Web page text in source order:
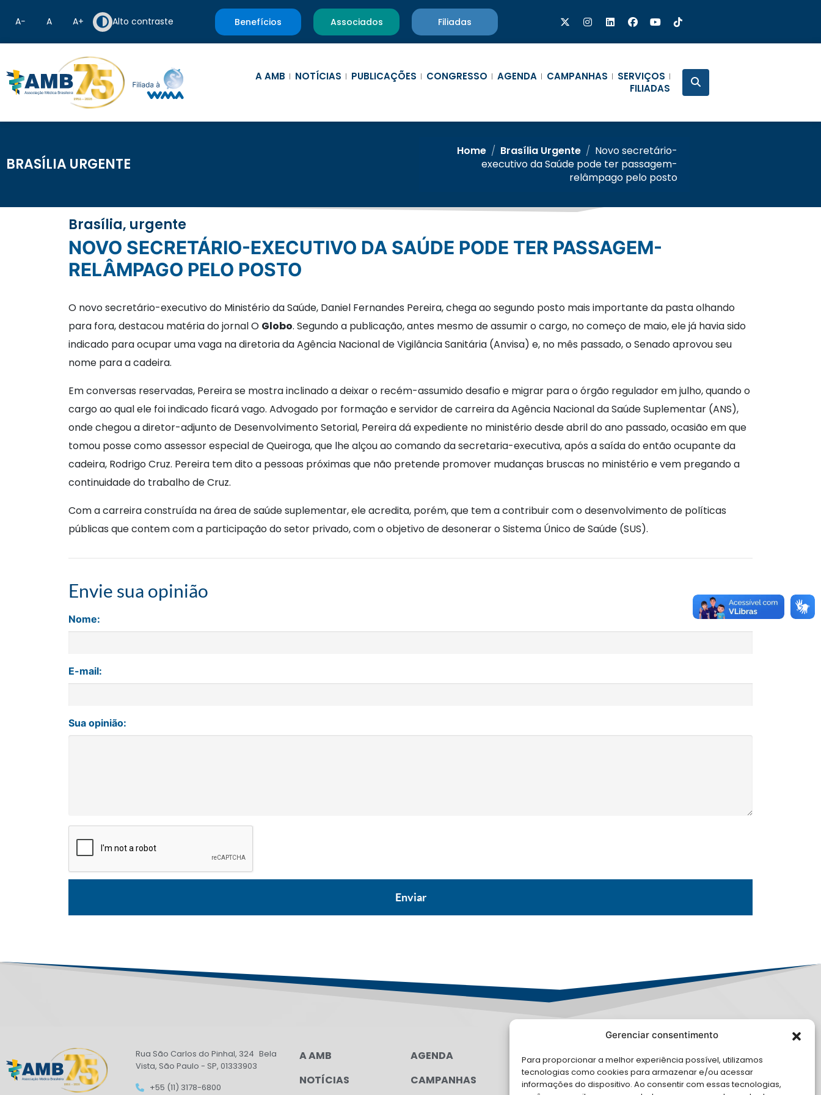
Gerenciar consentimento
Para proporcionar a melhor experiência possível, utilizamos
tecnologias como cookies para armazenar e/ou acessar
informações do dispositivo. Ao consentir com essas tecnologias,
A− A A+ Alto contraste Benefícios Associados Filiadas
A AMB NOTÍCIAS PUBLICAÇÕES CONGRESSO AGENDA CAMPANHAS
SERVIÇOS
FILIADAS
BRASÍLIA URGENTE
Home / Brasília Urgente / Novo secretário-
executivo da Saúde pode ter passagem-
relâmpago pelo posto
Brasília, urgente
NOVO SECRETÁRIO-EXECUTIVO DA SAÚDE PODE TER PASSAGEM-
RELÂMPAGO PELO POSTO
O novo secretário-executivo do Ministério da Saúde, Daniel Fernandes Pereira, chega ao segundo posto mais importante da pasta olhando
para fora, destacou matéria do jornal O Globo. Segundo a publicação, antes mesmo de assumir o cargo, no começo de maio, ele já havia sido
indicado para ocupar uma vaga na diretoria da Agência Nacional de Vigilância Sanitária (Anvisa) e, no mês passado, o Senado aprovou seu
nome para a cadeira.
Em conversas reservadas, Pereira se mostra inclinado a deixar o recém-assumido desafio e migrar para o órgão regulador em julho, quando o
cargo ao qual ele foi indicado ficará vago. Advogado por formação e servidor de carreira da Agência Nacional da Saúde Suplementar (ANS),
onde chegou a diretor-adjunto de Desenvolvimento Setorial, Pereira dá expediente no ministério desde abril do ano passado, ocasião em que
tomou posse como assessor especial de Queiroga, que lhe alçou ao comando da secretaria-executiva, após a saída do então ocupante da
cadeira, Rodrigo Cruz. Pereira tem dito a pessoas próximas que não pretende promover mudanças bruscas no ministério e vem pregando a
continuidade do trabalho de Cruz.
Com a carreira construída na área de saúde suplementar, ele acredita, porém, que tem a contribuir com o desenvolvimento de políticas
públicas que contem com a participação do setor privado, com o objetivo de desonerar o Sistema Único de Saúde (SUS).
Envie sua opinião
Nome:
E-mail:
Sua opinião:
Rua São Carlos do Pinhal, 324 Bela
Vista, São Paulo - SP, 01333903
+55 (11) 3178-6800
A AMB
NOTÍCIAS
AGENDA
CAMPANHAS
LGPD
FALE CONOSCO